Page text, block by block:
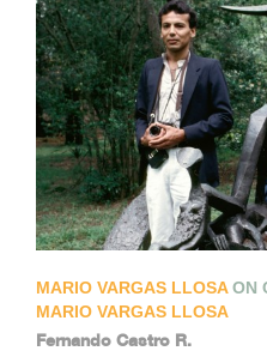
MARIO VARGAS LLOSAON
MARIO VARGAS LLOSA
Fernando Castro R.